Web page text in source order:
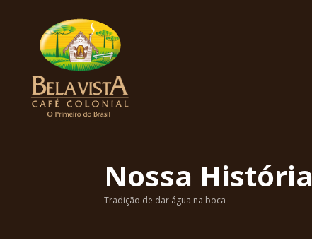
Nossa História
Tradição de dar água na boca